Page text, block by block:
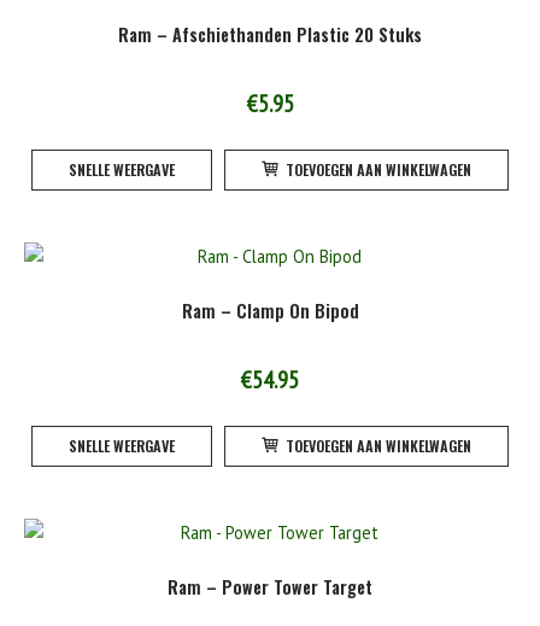
Ram – Afschiethanden Plastic 20 Stuks
€5.95
SNELLE WEERGAVE TOEVOEGEN AAN WINKELWAGEN
Ram – Clamp On Bipod
€54.95
SNELLE WEERGAVE TOEVOEGEN AAN WINKELWAGEN
Ram – Power Tower Target